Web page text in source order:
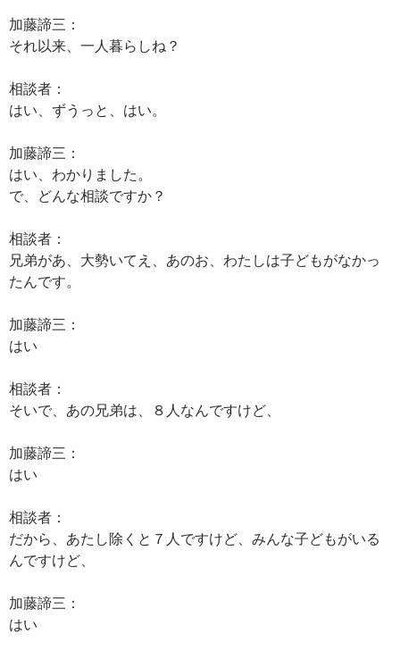
加藤諦三：
それ以来、一人暮らしね？
相談者：
はい、ずうっと、はい。
加藤諦三：
はい、わかりました。
で、どんな相談ですか？
相談者：
兄弟があ、大勢いてえ、あのお、わたしは子どもがなかっ
たんです。
加藤諦三：
はい
相談者：
そいで、あの兄弟は、８人なんですけど、
加藤諦三：
はい
相談者：
だから、あたし除くと７人ですけど、みんな子どもがいる
んですけど、
加藤諦三：
はい